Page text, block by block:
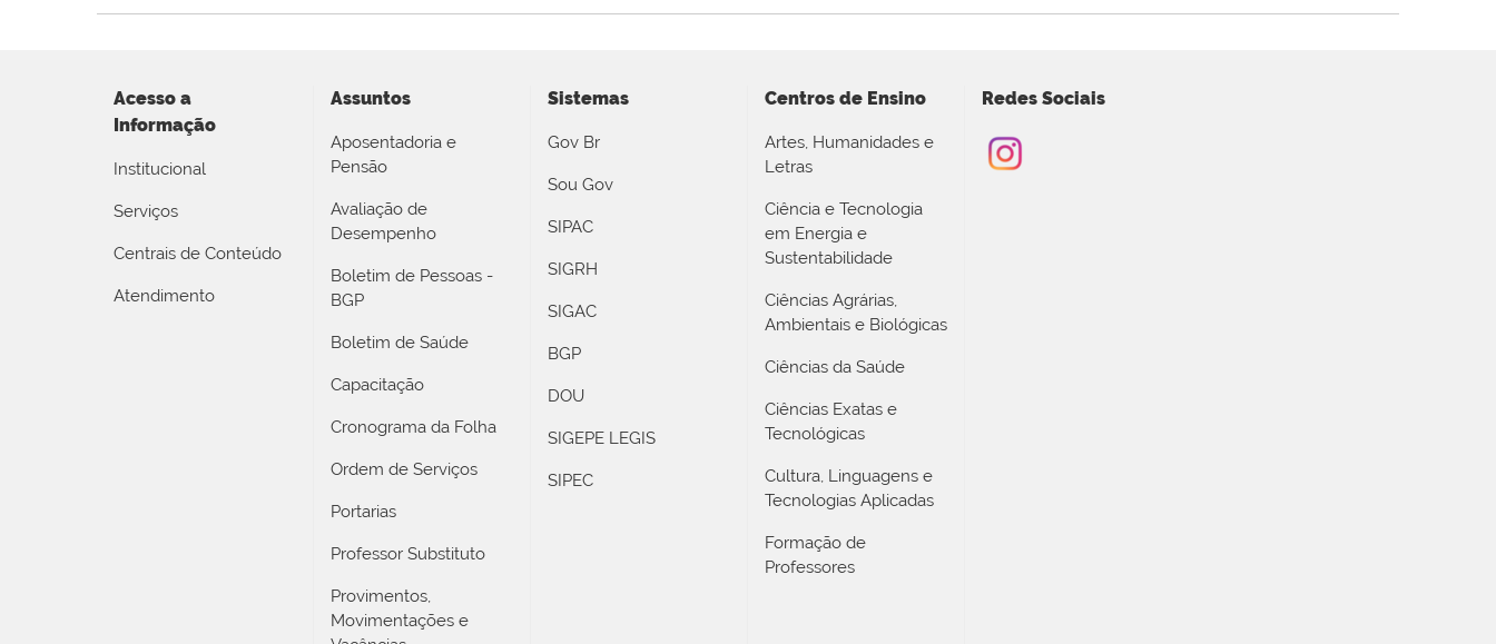
Acesso a
Informação
Institucional
Serviços
Centrais de Conteúdo
Atendimento
Assuntos
Aposentadoria e
Pensão
Avaliação de
Desempenho
Boletim de Pessoas -
BGP
Boletim de Saúde
Capacitação
Cronograma da Folha
Ordem de Serviços
Portarias
Professor Substituto
Provimentos,
Movimentações e
Sistemas
Gov Br
Sou Gov
SIPAC
SIGRH
SIGAC
BGP
DOU
SIGEPE LEGIS
SIPEC
Centros de Ensino
Artes, Humanidades e
Letras
Ciência e Tecnologia
em Energia e
Sustentabilidade
Ciências Agrárias,
Ambientais e Biológicas
Ciências da Saúde
Ciências Exatas e
Tecnológicas
Cultura, Linguagens e
Tecnologias Aplicadas
Formação de
Professores
Redes Sociais